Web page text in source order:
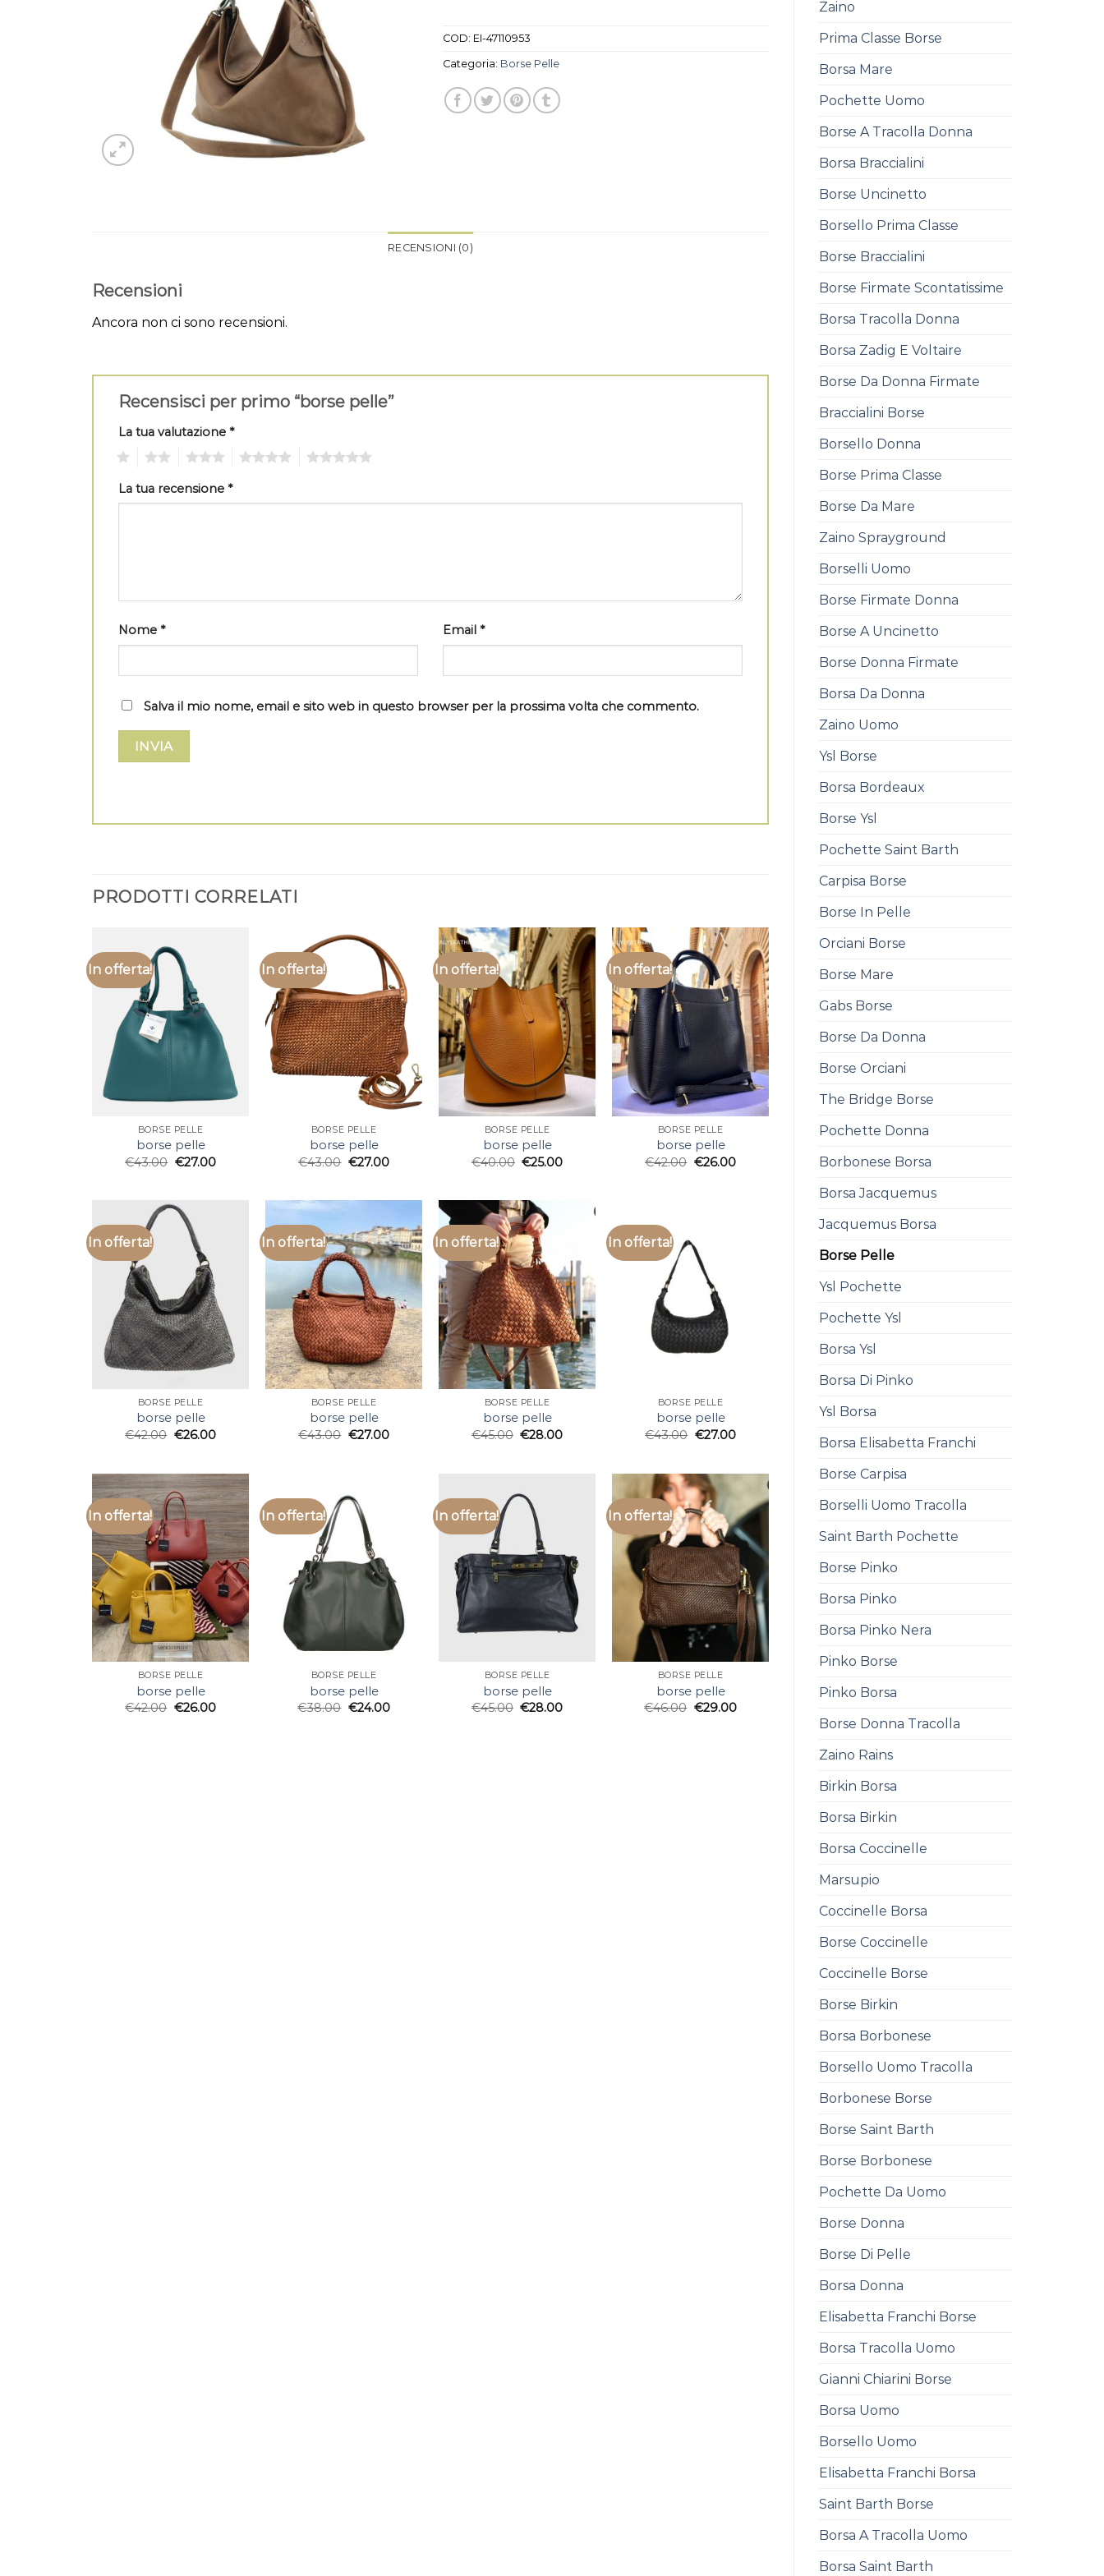
Zaino
Prima Classe Borse
Borsa Mare
Pochette Uomo
Borse A Tracolla Donna
Borsa Braccialini
Borse Uncinetto
Borsello Prima Classe
Borse Braccialini
Borse Firmate Scontatissime
Borsa Tracolla Donna
Borsa Zadig E Voltaire
Borse Da Donna Firmate
Braccialini Borse
Borsello Donna
Borse Prima Classe
Borse Da Mare
Zaino Sprayground
Borselli Uomo
Borse Firmate Donna
Borse A Uncinetto
Borse Donna Firmate
Borsa Da Donna
Zaino Uomo
Ysl Borse
Borsa Bordeaux
Borse Ysl
Pochette Saint Barth
Carpisa Borse
Borse In Pelle
Orciani Borse
Borse Mare
Gabs Borse
Borse Da Donna
Borse Orciani
The Bridge Borse
Pochette Donna
Borbonese Borsa
Borsa Jacquemus
Jacquemus Borsa
Borse Pelle
Ysl Pochette
Pochette Ysl
Borsa Ysl
Borsa Di Pinko
Ysl Borsa
Borsa Elisabetta Franchi
Borse Carpisa
Borselli Uomo Tracolla
Saint Barth Pochette
Borse Pinko
Borsa Pinko
Borsa Pinko Nera
Pinko Borse
Pinko Borsa
Borse Donna Tracolla
Zaino Rains
Birkin Borsa
Borsa Birkin
Borsa Coccinelle
Marsupio
Coccinelle Borsa
Borse Coccinelle
Coccinelle Borse
Borse Birkin
Borsa Borbonese
Borsello Uomo Tracolla
Borbonese Borse
Borse Saint Barth
Borse Borbonese
Pochette Da Uomo
Borse Donna
Borse Di Pelle
Borsa Donna
Elisabetta Franchi Borse
Borsa Tracolla Uomo
Gianni Chiarini Borse
Borsa Uomo
Borsello Uomo
Elisabetta Franchi Borsa
Saint Barth Borse
Borsa A Tracolla Uomo
Borsa Saint Barth
COD: EI-47110953
Categoria: Borse Pelle
RECENSIONI (0)
Recensioni
Ancora non ci sono recensioni.
Recensisci per primo “borse pelle”
La tua valutazione *
La tua recensione *
Nome * Email *
Salva il mio nome, email e sito web in questo browser per la prossima volta che commento.
PRODOTTI CORRELATI
In offerta!
BORSE PELLE
borse pelle
€43.00 €27.00
In offerta!
BORSE PELLE
borse pelle
€43.00 €27.00
In offerta!
BORSE PELLE
borse pelle
€40.00 €25.00
In offerta!
BORSE PELLE
borse pelle
€42.00 €26.00
In offerta!
BORSE PELLE
borse pelle
€42.00 €26.00
In offerta!
BORSE PELLE
borse pelle
€43.00 €27.00
In offerta!
BORSE PELLE
borse pelle
€45.00 €28.00
In offerta!
BORSE PELLE
borse pelle
€43.00 €27.00
In offerta!
BORSE PELLE
borse pelle
€42.00 €26.00
In offerta!
BORSE PELLE
borse pelle
€38.00 €24.00
In offerta!
BORSE PELLE
borse pelle
€45.00 €28.00
In offerta!
BORSE PELLE
borse pelle
€46.00 €29.00